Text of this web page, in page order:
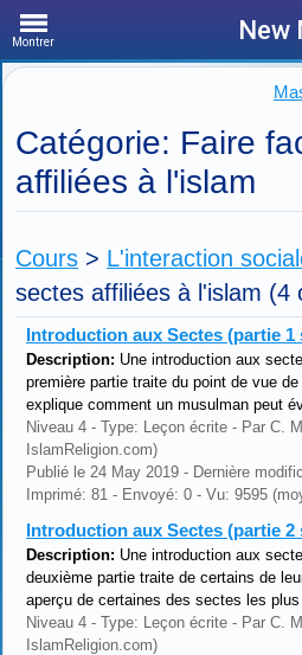
Montrer New
Catégorie: Faire
affiliées à l'islam
Cours > L'interaction
sectes affiliées à l'islam (4
Introduction aux Sectes (partie 1
Description: Une introduction aux
première partie traite du point de vue
explique comment un musulman peut
Niveau 4 - Type: Leçon écrite - Par C.
IslamReligion.com)
Publié le 24 May 2019 - Dernière
Imprimé: 81 - Envoyé: 0 - Vu: 9595
Introduction aux Sectes (partie 2
Description: Une introduction aux
deuxième partie traite de certains de
aperçu de certaines des sectes les
Niveau 4 - Type: Leçon écrite - Par C.
IslamReligion.com)